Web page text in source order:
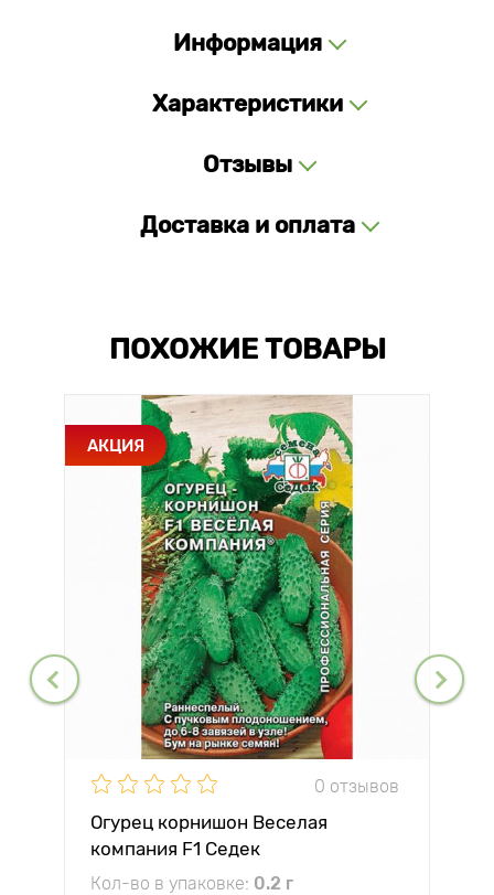
Информация
Характеристики
Отзывы
Доставка и оплата
ПОХОЖИЕ ТОВАРЫ
АКЦИЯ
0 отзывов
Огурец корнишон Веселая
компания F1 Седек
Кол-во в упаковке: 0.2 г